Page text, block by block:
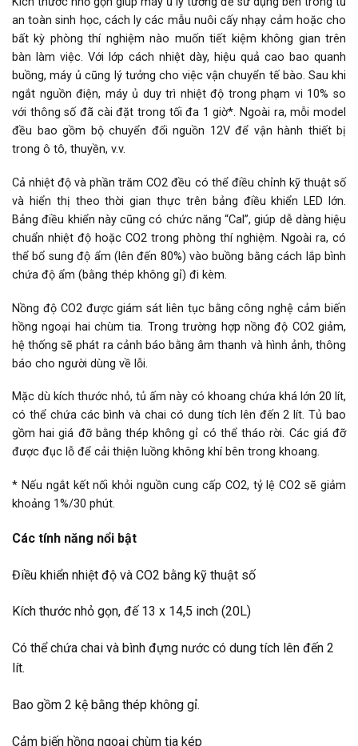
an toàn sinh học, cách ly các mẫu nuôi cấy nhạy cảm hoặc cho
bất kỳ phòng thí nghiệm nào muốn tiết kiệm không gian trên
bàn làm việc. Với lớp cách nhiệt dày, hiệu quả cao bao quanh
buồng, máy ủ cũng lý tưởng cho việc vận chuyển tế bào. Sau khi
ngắt nguồn điện, máy ủ duy trì nhiệt độ trong phạm vi 10% so
với thông số đã cài đặt trong tối đa 1 giờ*. Ngoài ra, mỗi model
đều bao gồm bộ chuyển đổi nguồn 12V để vận hành thiết bị
trong ô tô, thuyền, v.v.
Cả nhiệt độ và phần trăm CO2 đều có thể điều chỉnh kỹ thuật số
và hiển thị theo thời gian thực trên bảng điều khiển LED lớn.
Bảng điều khiển này cũng có chức năng “Cal”, giúp dễ dàng hiệu
chuẩn nhiệt độ hoặc CO2 trong phòng thí nghiệm. Ngoài ra, có
thể bổ sung độ ẩm (lên đến 80%) vào buồng bằng cách lắp bình
chứa độ ẩm (bằng thép không gỉ) đi kèm.
Nồng độ CO2 được giám sát liên tục bằng công nghệ cảm biến
hồng ngoại hai chùm tia. Trong trường hợp nồng độ CO2 giảm,
hệ thống sẽ phát ra cảnh báo bằng âm thanh và hình ảnh, thông
báo cho người dùng về lỗi.
Mặc dù kích thước nhỏ, tủ ấm này có khoang chứa khá lớn 20 lít,
có thể chứa các bình và chai có dung tích lên đến 2 lít. Tủ bao
gồm hai giá đỡ bằng thép không gỉ có thể tháo rời. Các giá đỡ
được đục lỗ để cải thiện luồng không khí bên trong khoang.
* Nếu ngắt kết nối khỏi nguồn cung cấp CO2, tỷ lệ CO2 sẽ giảm
khoảng 1%/30 phút.
Các tính năng nổi bật
Điều khiển nhiệt độ và CO2 bằng kỹ thuật số
Kích thước nhỏ gọn, đế 13 x 14,5 inch (20L)
Có thể chứa chai và bình đựng nước có dung tích lên đến 2
lít.
Bao gồm 2 kệ bằng thép không gỉ.
Cảm biến hồng ngoại chùm tia kép